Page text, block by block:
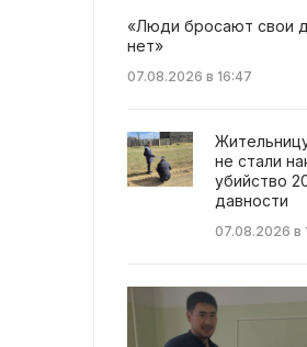
«Люди бросают свои
нет»
07.08.2026 в 16:47
не стали
убийство
давности
07.08.2026 в